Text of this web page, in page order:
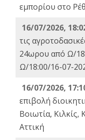
εμπορίου στο
16/07/2026,
τις
24ωρου από Ω/
Ω/18:00/16-07-
16/07/2026,
επιβολή
Βοιωτία,
Αττική